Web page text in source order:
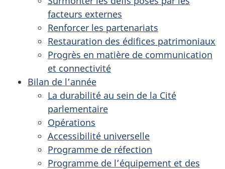
facteurs externes
Renforcer les partenariats
Restauration des édifices patrimoniaux
Progrès en matière de communication
et connectivité
Bilan de l’année
La durabilité au sein de la Cité
parlementaire
Opérations
Accessibilité universelle
Programme de réfection
Programme de l’équipement et des